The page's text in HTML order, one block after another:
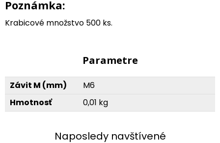
Poznámka:
Krabicové množstvo 500 ks.
Parametre
Závit M (mm)
M6
Hmotnosť
0,01 kg
Naposledy navštívené